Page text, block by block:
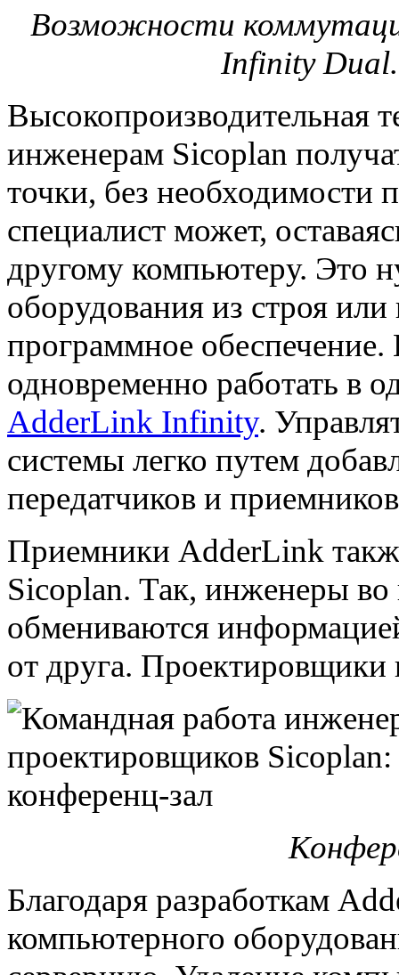
Возможности
Infinity
Высокопроизводительная
инженерам Sicoplan
точки, без необходимости
специалист может,
другому компьютеру. Это
оборудования из строя или
программное
одновременно работать в
AdderLink Infinity.
системы легко путем
передатчиков и
Приемники AdderLink
Sicoplan. Так, инженеры во
обмениваются
от друга.
Благодаря разработкам
компьютерного